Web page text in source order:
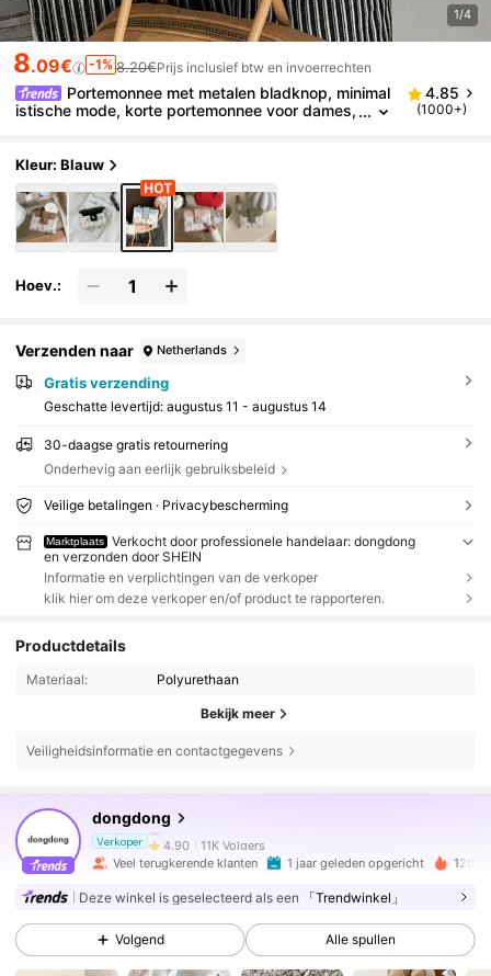
1/4
8.09€ -1% 8.20€Prijs inclusief btw en invoerrechten
Portemonnee met metalen bladknop, minimal
istische mode, korte portemonnee voor dames,
4.85
(1000+)
Kleur: Blauw
Hoev.:
Verzenden naar Netherlands
Gratis verzending
Geschatte levertijd: augustus 11 - augustus 14
30-daagse gratis retournering
Onderhevig aan eerlijk gebruiksbeleid
Veilige betalingen · Privacybescherming
Marktplaats
Verkocht door professionele handelaar: dongdong
en verzonden door SHEIN
Informatie en verplichtingen van de verkoper
klik hier om deze verkoper en/of product te rapporteren.
Productdetails
Materiaal: Polyurethaan
Bekijk meer
Veiligheidsinformatie en contactgegevens
dongdong
Verkoper 4.90 11K Volgers
Veel terugkerende klanten 1 jaar geleden opgericht 120K
Deze winkel is geselecteerd als een 「Trendwinkel」
Volgend Alle spullen